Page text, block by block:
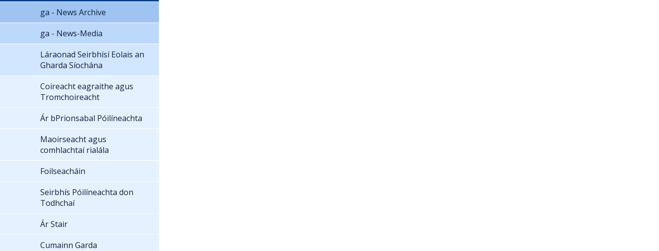
ga - News Archive
ga - News-Media
Láraonad Seirbhísí Eolais an
Gharda Síochána
Coireacht eagraithe agus
Tromchoireacht
Ár bPrionsabal Póilíneachta
Maoirseacht agus
comhlachtaí rialála
Foilseacháin
Seirbhís Póilíneachta don
Todhchaí
Ár Stair
Cumainn Garda